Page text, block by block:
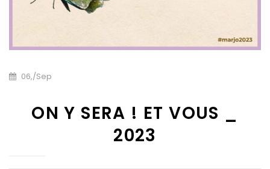
06,/Sep
ON Y SERA ! ET VOUS _
2023